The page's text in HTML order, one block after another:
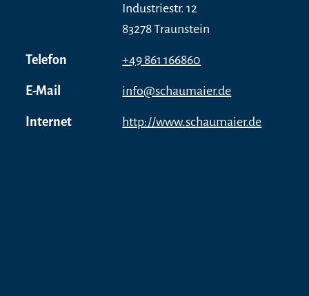
Industriestr. 12
83278 Traunstein
Telefon +49 861 166860
E-Mail info@schaumaier.de
Internet http://www.schaumaier.de